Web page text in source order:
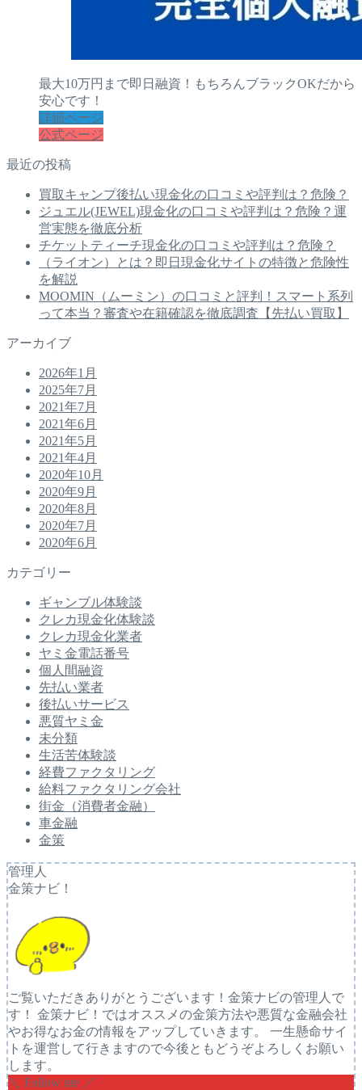
最大10万円まで即日融資！もちろんブラックOKだから
安心です！
詳細ページ
公式ページ
最近の投稿
買取キャンプ後払い現金化の口コミや評判は？危険？
ジュエル(JEWEL)現金化の口コミや評判は？危険？運
営実態を徹底分析
チケットティーチ現金化の口コミや評判は？危険？
（ライオン）とは？即日現金化サイトの特徴と危険性
を解説
MOOMIN（ムーミン）の口コミと評判！スマート系列
って本当？審査や在籍確認を徹底調査【先払い買取】
アーカイブ
2026年1月
2025年7月
2021年7月
2021年6月
2021年5月
2021年4月
2020年10月
2020年9月
2020年8月
2020年7月
2020年6月
カテゴリー
ギャンブル体験談
クレカ現金化体験談
クレカ現金化業者
ヤミ金電話番号
個人間融資
先払い業者
後払いサービス
悪質ヤミ金
未分類
生活苦体験談
経費ファクタリング
給料ファクタリング会社
街金（消費者金融）
車金融
金策
管理人
金策ナビ！
ご覧いただきありがとうございます！金策ナビの管理人で
す！ 金策ナビ！ではオススメの金策方法や悪質な金融会社
やお得なお金の情報をアップしていきます。 一生懸命サイ
トを運営して行きますので今後ともどうぞよろしくお願い
します。
＼ Follow me ／